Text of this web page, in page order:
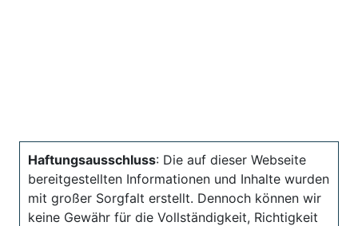
Haftungsausschluss: Die auf dieser Webseite
bereitgestellten Informationen und Inhalte wurden
mit großer Sorgfalt erstellt. Dennoch können wir
keine Gewähr für die Vollständigkeit, Richtigkeit